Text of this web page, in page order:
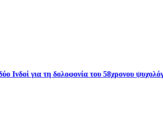
Ινδοί για τη δολοφονία του 58χρονου